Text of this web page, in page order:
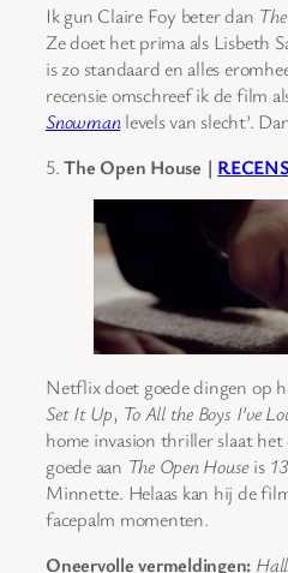
Ik gun Claire Foy beter dan
Ze doet het prima als Lisbeth
is zo standaard en alles
recensie omschreef ik de film
Snowmanlevels van slecht’.
5.The Open House |
Netflix doet goede dingen op
Set It Up, To All the Boys I’ve
home invasion thriller slaat
goede aan The Open House is
Minnette. Helaas kan hij de
facepalm momenten.
Oneervolle vermeldingen: